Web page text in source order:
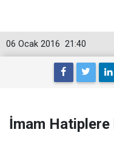
21:40
06 Ocak 2016
İmam Hatiplere